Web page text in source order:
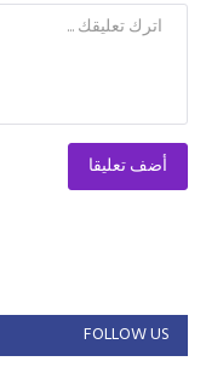
أضف تعليقا
FOLLOW US